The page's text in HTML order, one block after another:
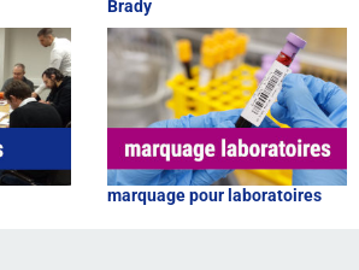
Brady
marquage pour laboratoires